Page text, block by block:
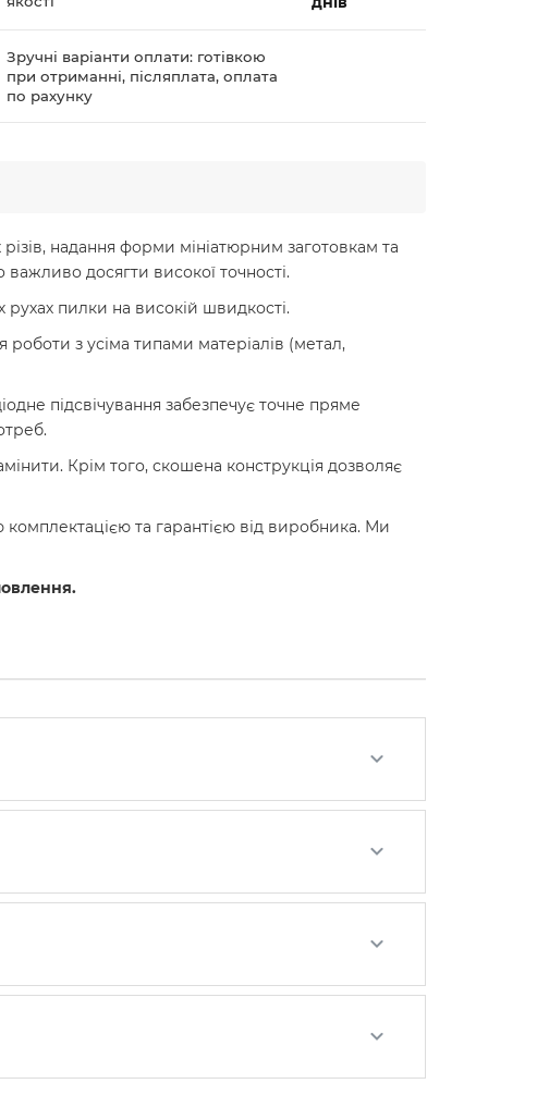
Зручні варіанти оплати: готівкою
при отриманні, післяплата, оплата
по рахунку
надання форми мініатюрним заготовкам та
досягти високої точності.
пилки на високій швидкості.
з усіма типами матеріалів (метал,
підсвічування забезпечує точне пряме
Крім того, скошена конструкція дозволяє
та гарантією від виробника. Ми